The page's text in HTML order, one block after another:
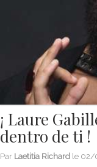
¡ Laure
dentro de ti !
Par Laetitia Richard le 02/